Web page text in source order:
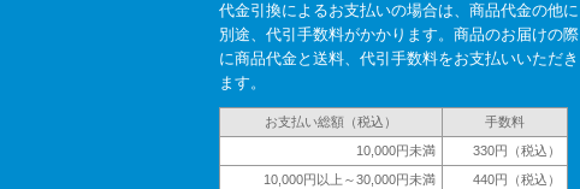
代金引換によるお支払いの場合は、商品代金の他に
別途、代引手数料がかかります。商品のお届けの際
に商品代金と送料、代引手数料をお支払いいただき
ます。
お支払い総額（税込）
手数料
10,000円未満
330円（税込）
10,000円以上～30,000円未満
440円（税込）